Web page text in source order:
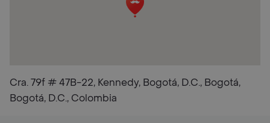
Cra. 79f # 47B-22, Kennedy, Bogotá, D.C., Bogotá,
Bogotá, D.C., Colombia